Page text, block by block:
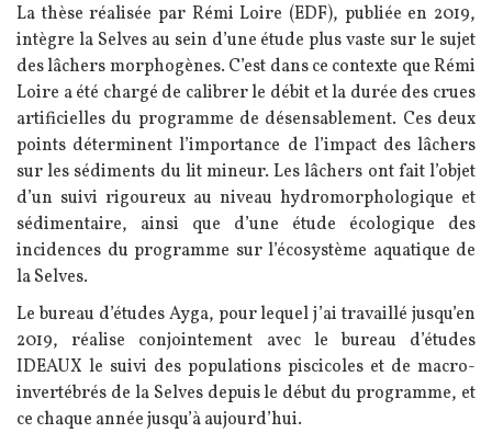
La thèse réalisée par Rémi Loire (EDF), publiée en 2019,
intègre la Selves au sein d’une étude plus vaste sur le sujet
des lâchers morphogènes. C’est dans ce contexte que Rémi
Loire a été chargé de calibrer le débit et la durée des crues
artificielles du programme de désensablement. Ces deux
points déterminent l’importance de l’impact des lâchers
sur les sédiments du lit mineur. Les lâchers ont fait l’objet
d’un suivi rigoureux au niveau hydromorphologique et
sédimentaire, ainsi que d’une étude écologique des
incidences du programme sur l’écosystème aquatique de
la Selves.
Le bureau d’études Ayga, pour lequel j’ai travaillé jusqu’en
2019, réalise conjointement avec le bureau d’études
IDEAUX le suivi des populations piscicoles et de macro-
invertébrés de la Selves depuis le début du programme, et
ce chaque année jusqu’à aujourd’hui.